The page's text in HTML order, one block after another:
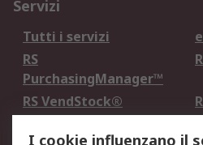
Servizi
Tutti i servizi
RS
PurchasingManager™
RS VendStock®
I cookie influenzano il